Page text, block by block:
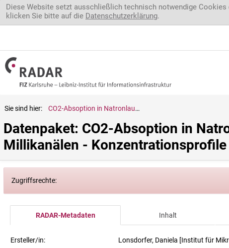
Direkt zum Inhalt
Diese Website setzt ausschließlich technisch notwendige
klicken Sie bitte auf die Datenschutzerklärung.
Sie sind hier: CO2-Absoption in Natronlauge bei der Taylor-Strömung in Millikanälen - Konzentrationsprofile im Slug
Datenpaket: CO2-Absoption in
Millikanälen - Konzentrationsprofile
Zugriffsrechte:
RADAR-Metadaten Inhalt
Ersteller/in: Lonsdorfer, Daniela [Institut für